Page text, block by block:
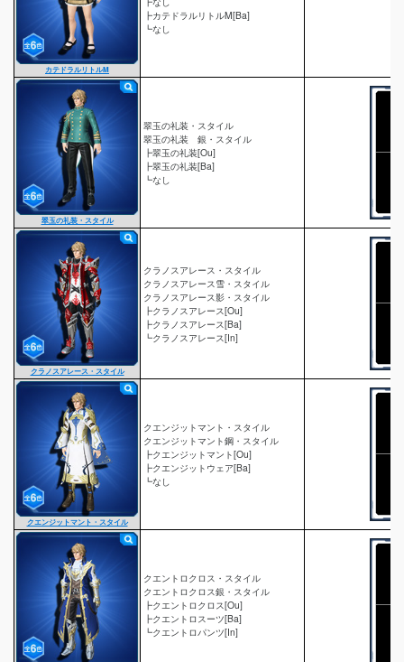
カテドラルリトルM
┣カテドラルリトルM[Ba]
┗なし
翠玉の礼装・スタイル
翠玉の礼装・スタイル
翠玉の礼装 銀・スタイル
┣翠玉の礼装[Ou]
┣翠玉の礼装[Ba]
┗なし
クラノスアレース・スタイル
クラノスアレース・スタイル
クラノスアレース雪・スタイル
クラノスアレース影・スタイル
┣クラノスアレース[Ou]
┣クラノスアレース[Ba]
┗クラノスアレース[In]
クエンジットマント・スタイル
クエンジットマント・スタイル
クエンジットマント鋼・スタイル
┣クエンジットマント[Ou]
┣クエンジットウェア[Ba]
┗なし
クエントロクロス・スタイル
クエントロクロス銀・スタイル
┣クエントロクロス[Ou]
┣クエントロスーツ[Ba]
┗クエントロパンツ[In]